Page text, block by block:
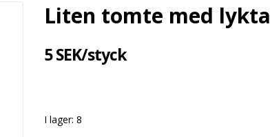
Liten tomte med lykta
5 SEK/styck
I lager: 8